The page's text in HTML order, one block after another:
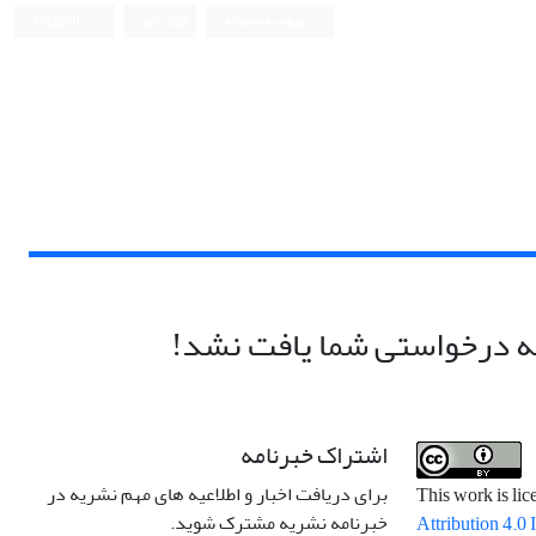
درخواستی شما یافت نشد!
This work is
Attribution 4.0
اشتراک خبرنامه
برای دریافت اخبار و اطلاعیه های مهم نشریه در
خبرنامه نشریه مشترک شوید.